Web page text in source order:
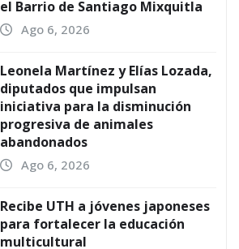
el Barrio de Santiago Mixquitla
Ago 6, 2026
Leonela Martínez y Elías Lozada,
diputados que impulsan
iniciativa para la disminución
progresiva de animales
abandonados
Ago 6, 2026
Recibe UTH a jóvenes japoneses
para fortalecer la educación
multicultural